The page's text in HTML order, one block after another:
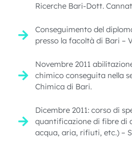
Ricerche Bari-Dott.
Conseguimento del
presso la facoltà di Bari –
Novembre 2011
chimico conseguita nella
Chimica di Bari.
Dicembre 2011: corso di
quantificazione di fibre di
acqua, aria, rifiuti, etc.) –